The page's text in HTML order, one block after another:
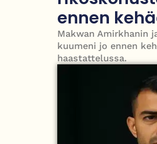
PT Vatanen antoi
ennen
Makwan Amirkhanin
kuumeni jo ennen
haastattelussa.